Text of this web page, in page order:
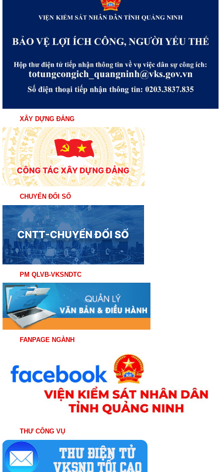
XÂY DỰNG ĐẢNG
CHUYỂN ĐỔI SỐ
PM QLVB-VKSNDTC
FANPAGE NGÀNH
THƯ CÔNG VỤ